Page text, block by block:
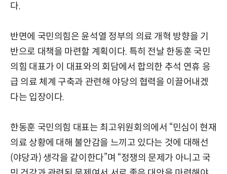
다.
반면에 국민의힘은 윤석열 정부의 의료 개혁 방향을 기
반으로 대책을 마련할 계획이다. 특히 전날 한동훈 국민
의힘 대표가 이 대표와의 회담에서 합의한 추석 연휴 응
급 의료 체계 구축과 관련해 야당의 협력을 이끌어내겠
다는 입장이다.
한동훈 국민의힘 대표는 최고위원회의에서 “민심이 현재
의료 상황에 대해 불안감을 느끼고 있다는 것에 대해선
(야당과) 생각을 같이한다”며 “정쟁의 문제가 아니고 국